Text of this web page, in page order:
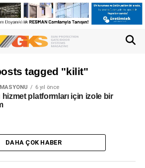
tagged "kilit"
6 yıl önce
platformları için izole bir
DAHA ÇOK HABER